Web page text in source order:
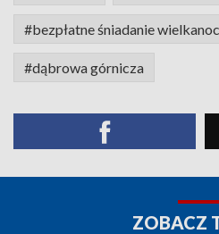
#bezpłatne śniadanie
#dąbrowa górnicza
ZOBACZ